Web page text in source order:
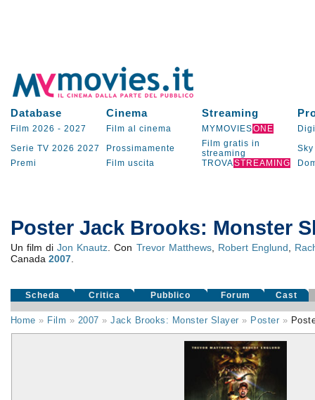
Database Cinema Streaming
Film 2026 - 2027 Film al cinema MYMOVIESONE
Serie TV 2026 2027 Prossimamente
Film gratis in
streaming
Sky
Premi
Film uscita TROVASTREAMING
Poster Jack Brooks: Monster
Un film diJon Knautz . Con Trevor Matthews, Robert Englund
Canada 2007.
Scheda Critica Pubblico Forum Cast
Home » Film » 2007 »Jack Brooks: Monster Slayer » Poster »